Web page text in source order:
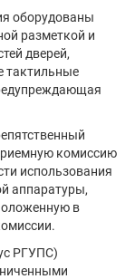
оборудованы
разметкой и
дверей,
тактильные
комиссию
использования
аппаратуры,
в
РГУПС)